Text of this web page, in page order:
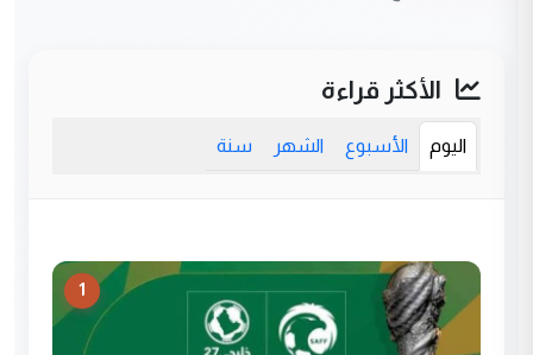
الأكثر قراءة
اليوم الأسبوع الشهر سنة
1